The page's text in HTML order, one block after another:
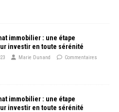
immobilier : une étape
investir en toute sérénité
Marie Dunand
Commentaires
immobilier : une étape
investir en toute sérénité